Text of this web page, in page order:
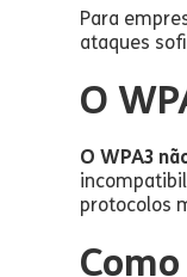
Para
ataques
O
O WPA3
protocolos